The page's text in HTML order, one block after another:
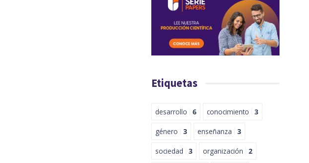
Etiquetas
desarrollo 6 conocimiento 3
género 3 enseñanza 3
sociedad 3 organización 2